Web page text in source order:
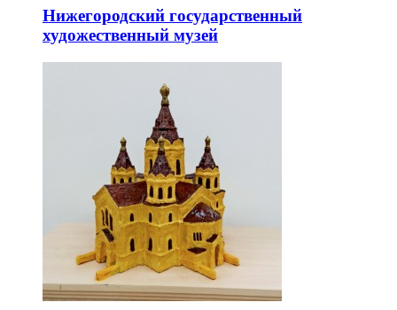
Нижегородский государственный
художественный музей